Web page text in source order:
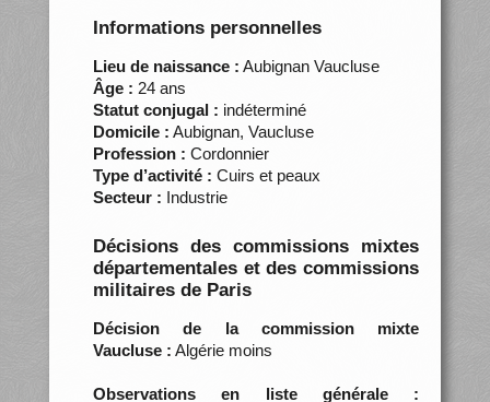
Informations personnelles
Lieu de naissance : Aubignan Vaucluse
Âge : 24 ans
Statut conjugal : indéterminé
Domicile : Aubignan, Vaucluse
Profession : Cordonnier
Type d’activité : Cuirs et peaux
Secteur : Industrie
Décisions des commissions mixtes
départementales et des commissions
militaires de Paris
Décision de la commission mixte
Vaucluse : Algérie moins
Observations en liste générale :